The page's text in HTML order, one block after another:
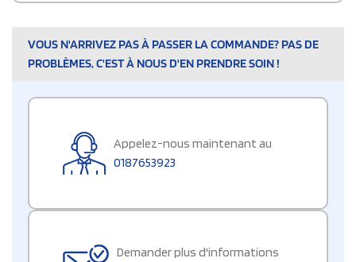
VOUS N'ARRIVEZ PAS À PASSER LA COMMANDE? PAS DE
PROBLÈMES, C'EST À NOUS D'EN PRENDRE SOIN !
Appelez-nous maintenant au
0187653923
Demander plus d'informations